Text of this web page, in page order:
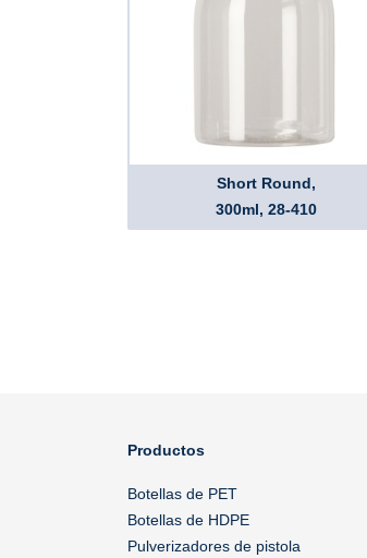
Short Round,
300ml, 28-410
Productos
Botellas de PET
Botellas de HDPE
Pulverizadores de pistola